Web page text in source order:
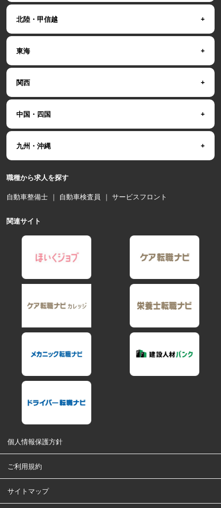
北陸・甲信越
東海
関西
中国・四国
九州・沖縄
職種から求人を探す
自動車整備士 ｜ 自動車検査員 ｜サービスフロント
関連サイト
個人情報保護方針
ご利用規約
サイトマップ